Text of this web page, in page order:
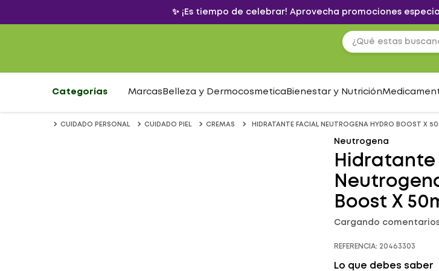
✨ ¡Es tiempo de celebrar! Aprovecha promociones
Categorías Marcas Belleza y Dermocosmetica Bienestar y Nutrición
CUIDADO PERSONAL CUIDADO PIEL CREMAS HIDRATANTE FACIAL NEUTROGENA HYDRO BOOST X
Neutrogena
Hidratante
Boost X
Cargando
REFERENCIA: 20463303
Lo que debes saber